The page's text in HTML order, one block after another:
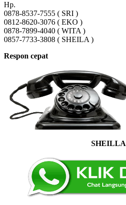
Hp.
0878-8537-7555 ( SRI )
0812-8620-3076 ( EKO )
0878-7899-4040 ( WITA )
0857-7733-3808 ( SHEILA )
Respon cepat
SHEILLA